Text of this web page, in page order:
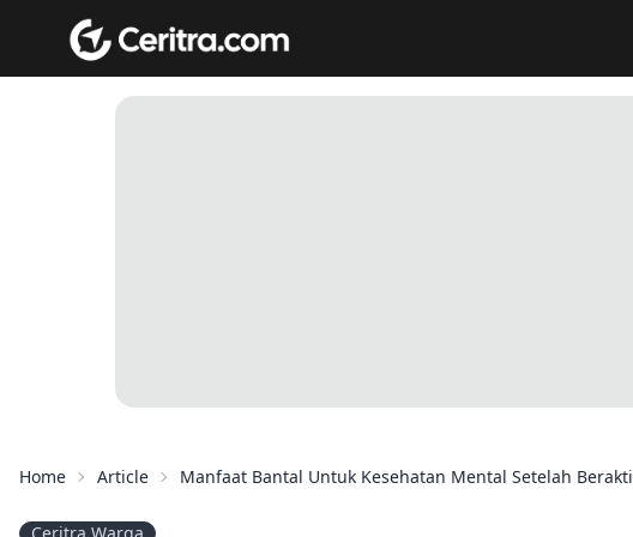
Home Article Manfaat Bantal Untuk Kesehatan Mental Setelah